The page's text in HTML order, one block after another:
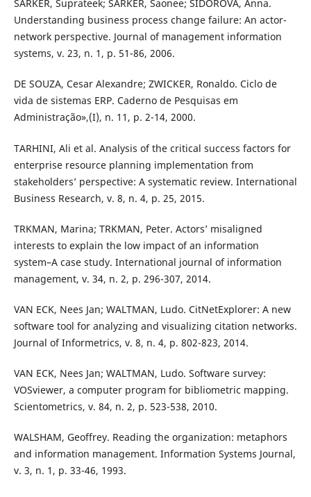
SARKER, Suprateek; SARKER, Saonee; SIDOROVA, Anna.
Understanding business process change failure: An actor-
network perspective. Journal of management information
systems, v. 23, n. 1, p. 51-86, 2006.
DE SOUZA, Cesar Alexandre; ZWICKER, Ronaldo. Ciclo de
vida de sistemas ERP. Caderno de Pesquisas em
Administração»,(I), n. 11, p. 2-14, 2000.
TARHINI, Ali et al. Analysis of the critical success factors for
enterprise resource planning implementation from
stakeholders’ perspective: A systematic review. International
Business Research, v. 8, n. 4, p. 25, 2015.
TRKMAN, Marina; TRKMAN, Peter. Actors’ misaligned
interests to explain the low impact of an information
system–A case study. International journal of information
management, v. 34, n. 2, p. 296-307, 2014.
VAN ECK, Nees Jan; WALTMAN, Ludo. CitNetExplorer: A new
software tool for analyzing and visualizing citation networks.
Journal of Informetrics, v. 8, n. 4, p. 802-823, 2014.
VAN ECK, Nees Jan; WALTMAN, Ludo. Software survey:
VOSviewer, a computer program for bibliometric mapping.
Scientometrics, v. 84, n. 2, p. 523-538, 2010.
WALSHAM, Geoffrey. Reading the organization: metaphors
and information management. Information Systems Journal,
v. 3, n. 1, p. 33-46, 1993.